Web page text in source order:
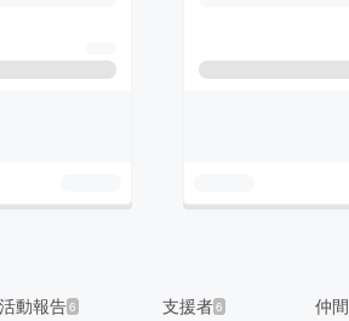
活動報告6 支援者6 仲